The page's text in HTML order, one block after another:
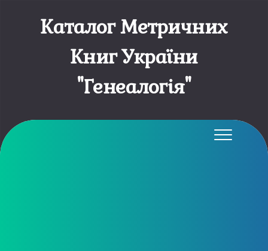
Каталог Метричних
Книг України
"Генеалогія"